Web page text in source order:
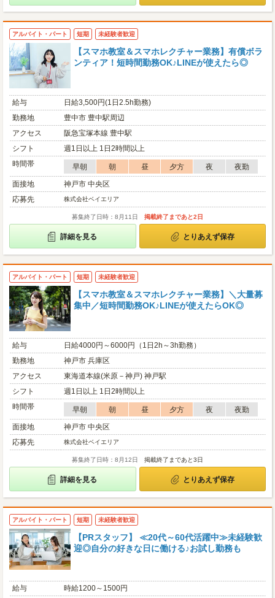
アルバイト・パート 短期 未経験者歓迎
【スマホ教室＆スマホレクチャー業務】有償ボラ
ンティア！短時間勤務OK♪LINEが使えたら◎
給与
日給3,500円(1日2.5h勤務)
勤務地
豊中市 豊中駅周辺
アクセス
阪急宝塚本線 豊中駅
シフト
週1日以上 1日2時間以上
時間帯
早朝 朝 昼 夕方 夜
夜勤
面接地
神戸市 中央区
応募先
株式会社ベイエリア
募集終了日時：8月11日 掲載終了まであと2日
詳細を見る とりあえず保存
アルバイト・パート 短期 未経験者歓迎
【スマホ教室＆スマホレクチャー業務】＼大量募
集中／短時間勤務OK♪LINEが使えたらOK◎
給与
日給4000円～6000円（1日2h～3h勤務）
勤務地
神戸市 兵庫区
アクセス
東海道本線(米原－神戸) 神戸駅
シフト
週1日以上 1日2時間以上
時間帯
早朝 朝 昼 夕方 夜
夜勤
面接地
神戸市 中央区
応募先
株式会社ベイエリア
募集終了日時：8月12日 掲載終了まであと3日
詳細を見る とりあえず保存
アルバイト・パート 短期 未経験者歓迎
【PRスタッフ】 ≪20代～60代活躍中≫未経験歓
迎◎自分の好きな日に働ける♪お試し勤務も
給与
時給1200～1500円